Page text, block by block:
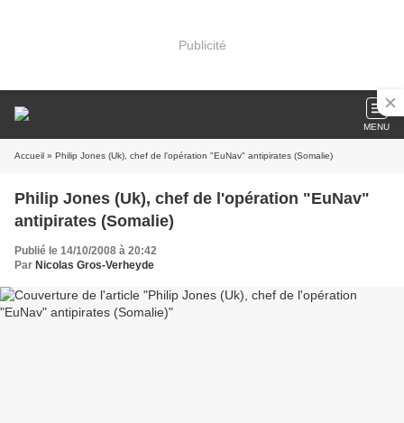
Publicité
MENU
Accueil » Philip Jones (Uk), chef de l'opération "EuNav" antipirates (Somalie)
Philip Jones (Uk), chef de l'opération "EuNav"
antipirates (Somalie)
Publié le 14/10/2008 à 20:42
Par Nicolas Gros-Verheyde